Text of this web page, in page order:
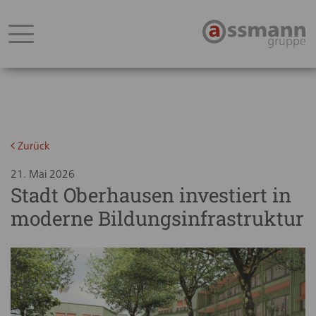
Zurück
21. Mai 2026
Stadt Oberhausen investiert in
moderne Bildungsinfrastruktur